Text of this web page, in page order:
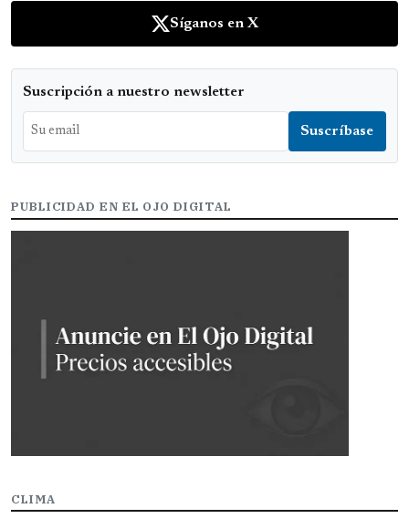
Síganos en X
Suscripción a nuestro newsletter
PUBLICIDAD EN EL OJO DIGITAL
CLIMA